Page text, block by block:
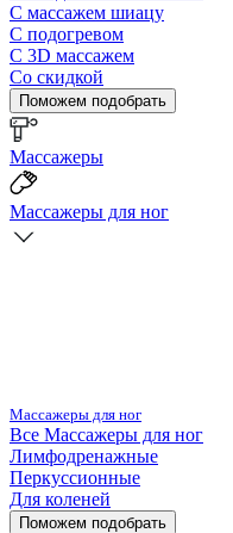
С массажем шиацу
С подогревом
С 3D массажем
Со скидкой
Поможем подобрать
Массажеры
Массажеры для ног
Массажеры для ног
Все Массажеры для ног
Лимфодренажные
Перкуссионные
Для коленей
Поможем подобрать